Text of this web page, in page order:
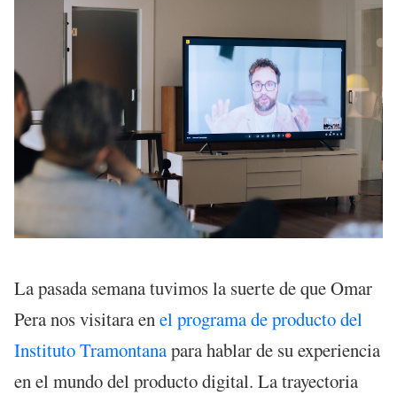
La pasada semana tuvimos la suerte de que Omar
Pera nos visitara enel programa de producto del
Instituto Tramontanapara hablar de su experiencia
en el mundo del producto digital. La trayectoria